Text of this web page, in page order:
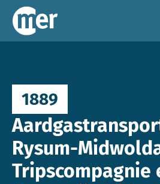
Commissie mer
1889
Rysum-
Tripscompagnie